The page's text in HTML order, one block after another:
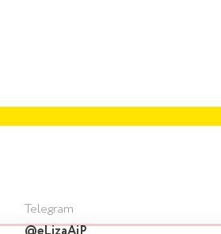
Telegram